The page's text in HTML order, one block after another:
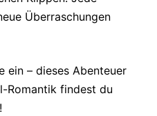
Überraschungen
ein – dieses Abenteuer
Romantik findest du